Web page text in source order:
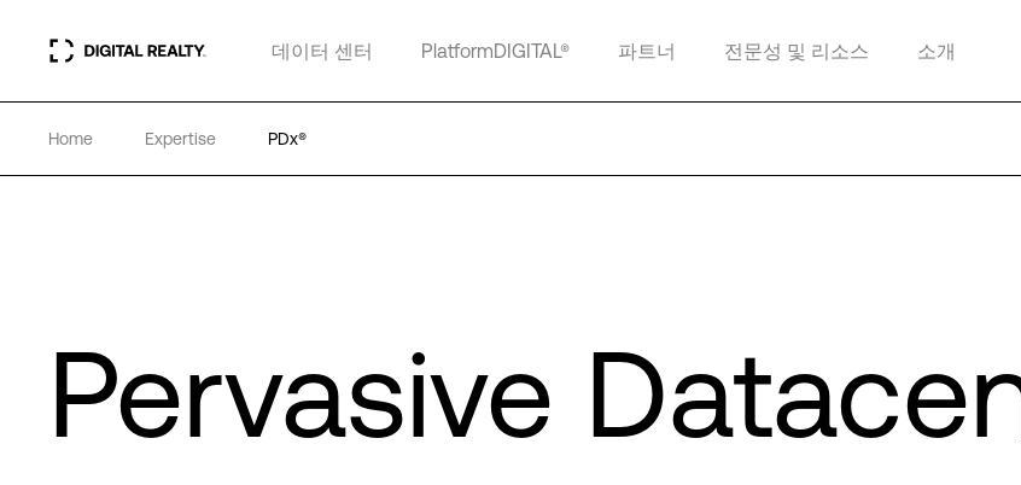
데이터 센터 PlatformDIGITAL® 파트너 전문성 및 리소스 소개
Home Expertise PDx®
Pervasive